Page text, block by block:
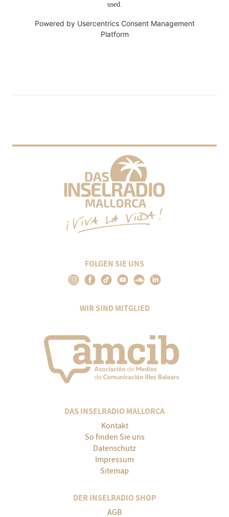
used.
Powered by Usercentrics Consent Management
Platform
FOLGEN SIE UNS
WIR SIND MITGLIED
DAS INSELRADIO MALLORCA
Kontakt
So finden Sie uns
Datenschutz
Impressum
Sitemap
DER INSELRADIO SHOP
AGB